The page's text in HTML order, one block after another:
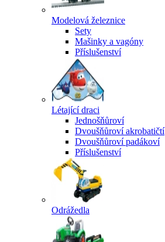
Modelová železnice
Sety
Mašinky a vagóny
Příslušenství
Létající draci
Jednošňůroví
Dvoušňůroví akrobatičtí
Dvoušňůroví padákoví
Příslušenství
Odrážedla